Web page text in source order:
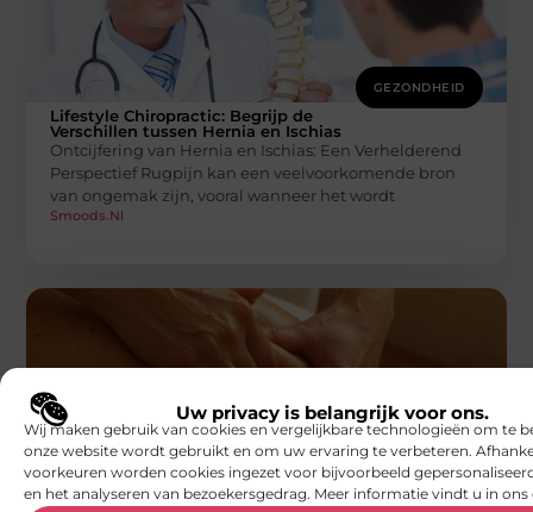
Uw privacy is belangrijk voor ons.
Wij maken gebruik van cookies en vergelijkbare technologieën om te
onze website wordt gebruikt en om uw ervaring te verbeteren.
voorkeuren worden cookies ingezet voor bijvoorbeeld
en het analyseren van bezoekersgedrag. Meer informatie vindt u in ons
GEZONDHEID
Lifestyle Chiropractic: Begrijp de
Verschillen tussen Hernia en Ischias
Ontcijfering van Hernia en Ischias: Een Verhelderend
Perspectief Rugpijn kan een veelvoorkomende bron
van ongemak zijn, vooral wanneer het wordt
Smoods.nl
GEZONDHEID
Focus Fysiotherapie: Herstel van een
Gescheurde Pees in de Schouder met